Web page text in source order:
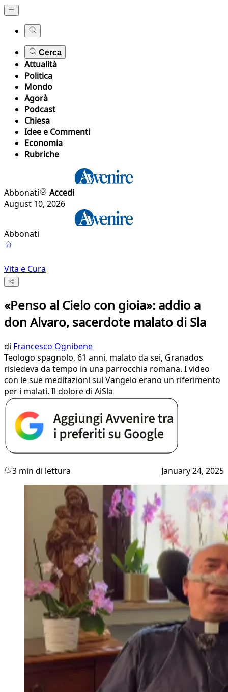
Cerca
Attualità
Politica
Mondo
Agorà
Podcast
Chiesa
Idee e Commenti
Economia
Rubriche
Abbonati
Accedi
August 10, 2026
Abbonati
Vita e Cura
«Penso al Cielo con gioia»: addio a
don Alvaro, sacerdote malato di Sla
di Francesco Ognibene
Teologo spagnolo, 61 anni, malato da sei, Granados
risiedeva da tempo in una parrocchia romana. I video
con le sue meditazioni sul Vangelo erano un riferimento
per i malati. Il dolore di AiSla
3 min di lettura January 24, 2025